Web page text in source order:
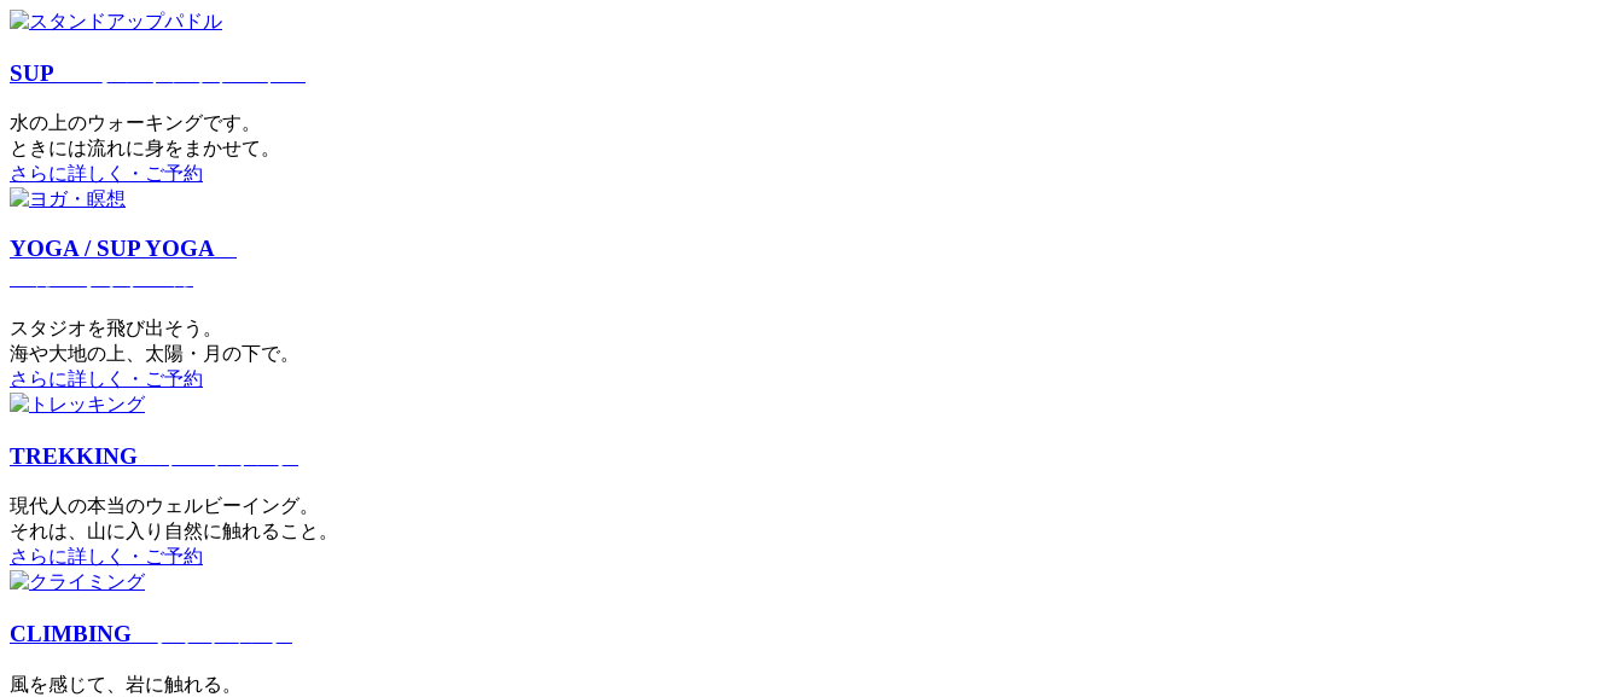
SUP
⽔の上のウォーキングです。
ときには流れに身をまかせて。
さらに詳しく・ご予約
YOGA / SUP YOGA
スタジオを⾶び出そう。
海や大地の上、太陽・⽉の下で。
さらに詳しく・ご予約
TREKKING
現代⼈の本当のウェルビーイング。
それは、⼭に⼊り⾃然に触れること。
さらに詳しく・ご予約
CLIMBING
⾵を感じて、岩に触れる。